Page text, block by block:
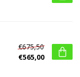
€675,50
€565,00